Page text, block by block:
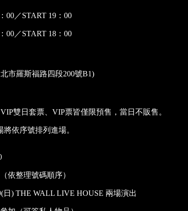
00／START 19：00
00／START 18：00
市羅斯福路四段200號B1)
雙日套票、VIP票皆僅限預售，當日不販售。
依序號排列進場。
依整理號碼順序）
日) THE WALL LIVE HOUSE 兩場演出